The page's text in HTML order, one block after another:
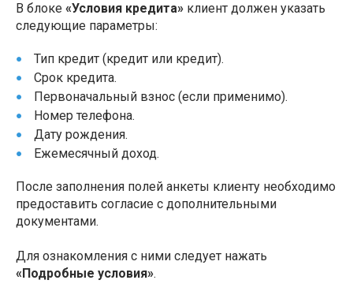
В блоке «Условия кредита» клиент должен указать
следующие параметры:
Тип кредит (кредит или кредит).
Срок кредита.
Первоначальный взнос (если применимо).
Номер телефона.
Дату рождения.
Ежемесячный доход.
После заполнения полей анкеты клиенту необходимо
предоставить согласие с дополнительными
документами.
Для ознакомления с ними следует нажать
«Подробные условия».